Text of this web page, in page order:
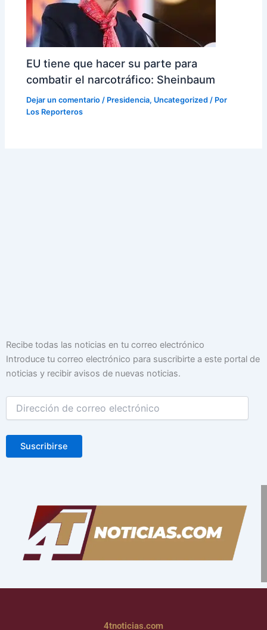
EU tiene que hacer su parte para
combatir el narcotráfico: Sheinbaum
Dejar un comentario / Presidencia, Uncategorized / Por
Los Reporteros
Recibe todas las noticias en tu correo electrónico
Introduce tu correo electrónico para suscribirte a este portal de
noticias y recibir avisos de nuevas noticias.
Dirección
de
electrónico
Suscribirse
4tnoticias.com